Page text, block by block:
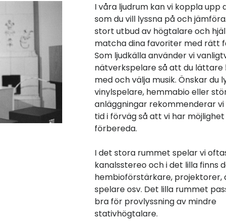
I våra ljudrum kan vi koppla upp
som du vill lyssna på och
stort utbud av högtalare och
matcha dina favoriter med rätt
Som ljudkälla använder vi
nätverkspelare så att du lättare
med och välja musik. Önskar du
vinylspelare, hemmabio eller
anläggningar rekommenderar
tid i förväg så att vi har
förbereda.
I det stora rummet spelar vi
kanalsstereo och i det lilla finns
hembioförstärkare, projektorer,
spelare osv. Det lilla rummet
bra för provlyssning av mindre
stativhögtalare.